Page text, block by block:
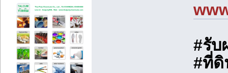
#รับ
#ที่ดิ